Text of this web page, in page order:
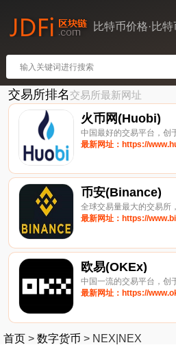
比特币价格·比
交易所排名交易所最新网址
火币网(Huobi)
中国最好的交易平台，创
最新网址：https://
币安(Binance)
全球交易量最大的交易所
最新网址：https://
欧易(OKEx)
中国一流的交易平台，创
最新网址：https://
首页 > 数字货币 > NEX|NEX